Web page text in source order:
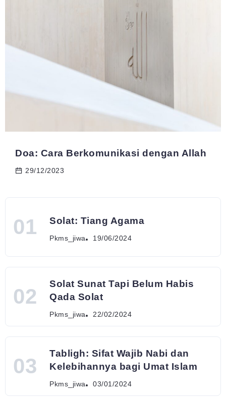
Doa: Cara Berkomunikasi dengan Allah
29/12/2023
Solat: Tiang Agama
Pkms_jiwa 19/06/2024
Solat Sunat Tapi Belum Habis
Qada Solat
Pkms_jiwa 22/02/2024
Tabligh: Sifat Wajib Nabi dan
Kelebihannya bagi Umat Islam
Pkms_jiwa 03/01/2024